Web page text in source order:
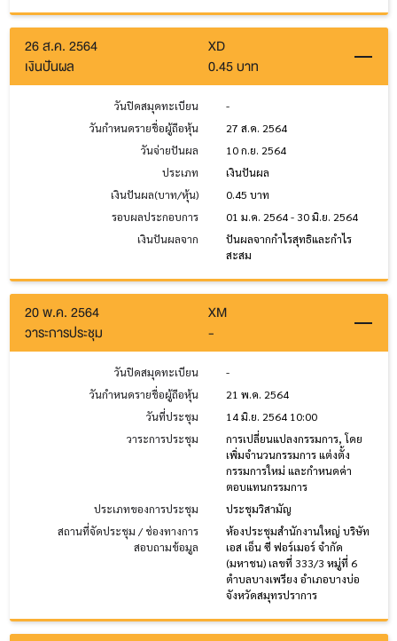
26 ส.ค. 2564
XD
เงินปันผล
0.45 บาท
วันปิดสมุดทะเบียน
-
วันกำหนดรายชื่อผู้ถือหุ้น
27 ส.ค. 2564
วันจ่ายปันผล
10 ก.ย. 2564
ประเภท
เงินปันผล
เงินปันผล(บาท/หุ้น)
0.45 บาท
รอบผลประกอบการ
01 ม.ค. 2564 - 30 มิ.ย. 2564
เงินปันผลจาก
ปันผลจากกำไรสุทธิและกำไร
สะสม
20 พ.ค. 2564
XM
วาระการประชุม
-
วันปิดสมุดทะเบียน
-
วันกำหนดรายชื่อผู้ถือหุ้น
21 พ.ค. 2564
วันที่ประชุม
14 มิ.ย. 2564 10:00
วาระการประชุม
การเปลี่ยนแปลงกรรมการ, โดย
เพิ่มจำนวนกรรมการ แต่งตั้ง
กรรมการใหม่ และกำหนดค่า
ตอบแทนกรรมการ
ประเภทของการประชุม
ประชุมวิสามัญ
สถานที่จัดประชุม / ช่องทางการ
สอบถามข้อมูล
ห้องประชุมสำนักงานใหญ่ บริษัท
เอส เอ็น ซี ฟอร์เมอร์ จำกัด
(มหาชน) เลขที่ 333/3 หมู่ที่ 6
ตำบลบางเพรียง อำเภอบางบ่อ
จังหวัดสมุทรปราการ